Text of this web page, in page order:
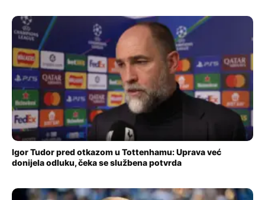
Igor Tudor pred otkazom u Tottenhamu: Uprava već
donijela odluku, čeka se službena potvrda